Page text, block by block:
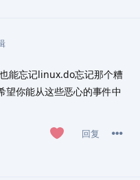
能忘记linux.do忘记那个糟
你能从这些恶心的事件中
回复